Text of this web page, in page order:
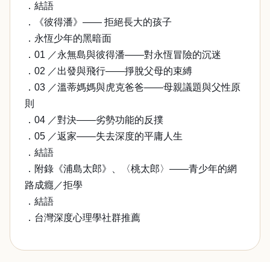
．結語
．《彼得潘》—— 拒絕長大的孩子
．永恆少年的黑暗面
．01 ／永無島與彼得潘——對永恆冒險的沉迷
．02 ／出發與飛行——掙脫父母的束縛
．03 ／溫蒂媽媽與虎克爸爸——母親議題與父性原
則
．04 ／對決——劣勢功能的反撲
．05 ／返家——失去深度的平庸人生
．結語
．附錄《浦島太郎》、〈桃太郎〉——青少年的網
路成癮／拒學
．結語
．台灣深度心理學社群推薦